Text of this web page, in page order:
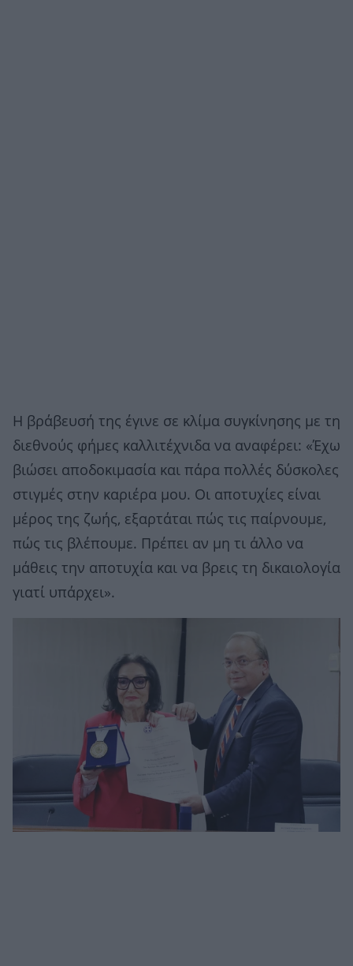
Η βράβευσή της έγινε σε κλίμα συγκίνησης με τη
διεθνούς φήμες καλλιτέχνιδα να αναφέρει: «Έχω
βιώσει αποδοκιμασία και πάρα πολλές δύσκολες
στιγμές στην καριέρα μου. Οι αποτυχίες είναι
μέρος της ζωής, εξαρτάται πώς τις παίρνουμε,
πώς τις βλέπουμε. Πρέπει αν μη τι άλλο να
μάθεις την αποτυχία και να βρεις τη δικαιολογία
γιατί υπάρχει».